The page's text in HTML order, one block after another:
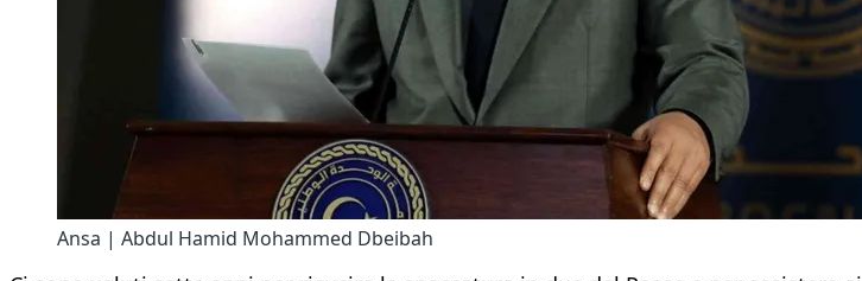
Ansa | Abdul Hamid Mohammed Dbeibah